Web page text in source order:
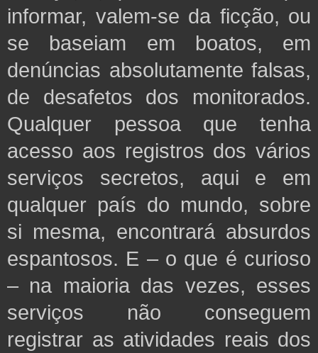
informar, valem-se da ficção, ou
se baseiam em boatos, em
denúncias absolutamente falsas,
de desafetos dos monitorados.
Qualquer pessoa que tenha
acesso aos registros dos vários
serviços secretos, aqui e em
qualquer país do mundo, sobre
si mesma, encontrará absurdos
espantosos. E – o que é curioso
– na maioria das vezes, esses
serviços não conseguem
registrar as atividades reais dos